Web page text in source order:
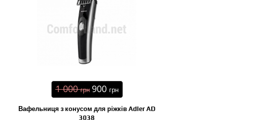
1 000грн 900 грн
Вафельниця з конусом для ріжків Adler AD
3038